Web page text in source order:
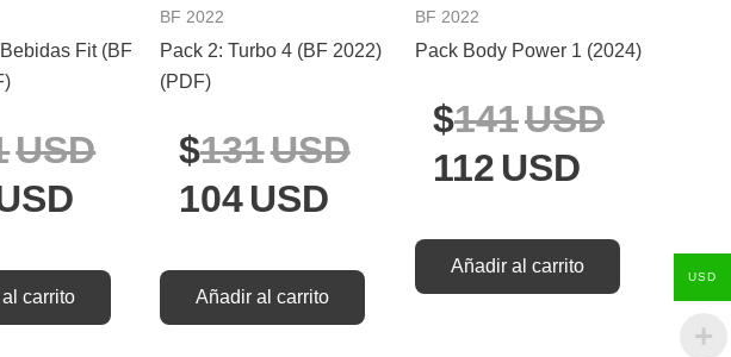
Fit (BF
USD
carrito
BF 2022
Pack 2: Turbo 4 (BF 2022)
(PDF)
131USD
104 USD
Añadir al carrito
BF 2022
Pack Body Power 1 (2024)
141USD
112 USD
Añadir al carrito
USD